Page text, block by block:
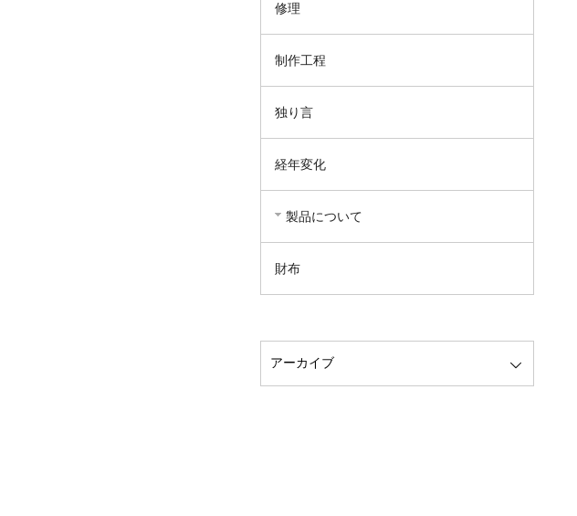
修理
制作工程
独り言
経年変化
製品について
財布